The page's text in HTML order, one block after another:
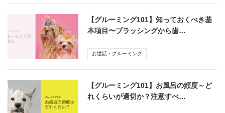
【グルーミング101】知っておくべき基
本項目〜ブラッシングから歯…
お世話・グルーミング
【グルーミング101】お風呂の頻度～ど
れくらいが適切か？注意すべ…